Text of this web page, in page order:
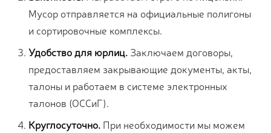
Мусор отправляется на официальные полигоны
и сортировочные комплексы.
Удобство для юрлиц. Заключаем договоры,
предоставляем закрывающие документы, акты,
талоны и работаем в системе электронных
талонов (ОССиГ).
Круглосуточно. При необходимости мы можем